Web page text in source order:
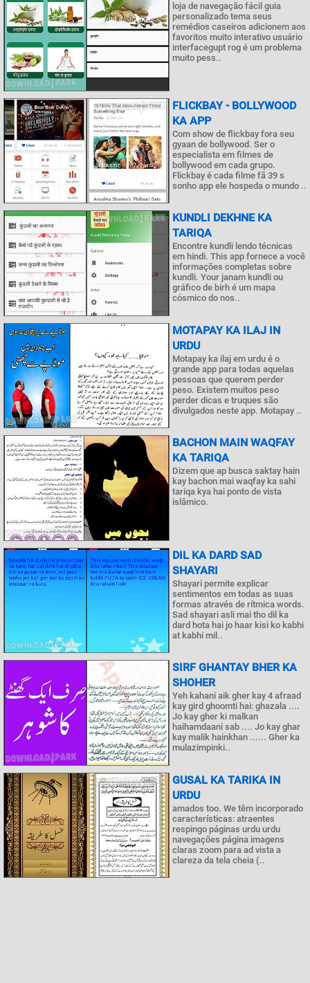
loja de navegação fácil guia
personalizado tema seus
remédios caseiros adicionem aos
favoritos muito interativo usuário
interfacegupt rog é um problema
muito pess..
FLICKBAY - BOLLYWOOD
KA APP
Com show de flickbay fora seu
gyaan de bollywood. Ser o
especialista em filmes de
bollywood em cada grupo.
Flickbay é cada filme fã 39 s
sonho app ele hospeda o mundo ..
KUNDLI DEKHNE KA
TARIQA
Encontre kundli lendo técnicas
em hindi. This app fornece a você
informações completas sobre
kundli. Your janam kundli ou
gráfico de birh é um mapa
cósmico do nos..
MOTAPAY KA ILAJ IN
URDU
Motapay ka ilaj em urdu é o
grande app para todas aquelas
pessoas que querem perder
peso. Existem muitos peso
perder dicas e truques são
divulgados neste app. Motapay ..
BACHON MAIN WAQFAY
KA TARIQA
Dizem que ap busca saktay hain
kay bachon mai waqfay ka sahi
tariqa kya hai ponto de vista
islâmico.
DIL KA DARD SAD
SHAYARI
Shayari permite explicar
sentimentos em todas as suas
formas através de rítmica words.
Sad shayari asli mai tho dil ka
dard hota hai jo haar kisi ko kabhi
at kabhi mil..
SIRF GHANTAY BHER KA
SHOHER
Yeh kahani aik gher kay 4 afraad
kay gird ghoomti hai: ghazala ....
Jo kay gher ki malkan
haihamdaani sab .... Jo kay ghar
kay malik hainkhan ...... Gher ka
mulazimpinki..
GUSAL KA TARIKA IN
URDU
amados too. We têm incorporado
características: atraentes
respingo páginas urdu urdu
navegações página imagens
claras zoom para ad vista a
clareza da tela cheia (..